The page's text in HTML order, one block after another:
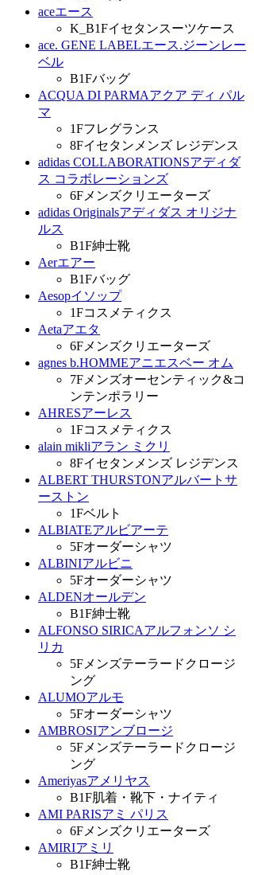
aceエース
K_B1Fイセタンスーツケース
ace. GENE LABELエース.ジーンレー
ベル
B1Fバッグ
ACQUA DI PARMAアクア ディ パル
マ
1Fフレグランス
8Fイセタンメンズ レジデンス
adidas COLLABORATIONSアディダ
ス コラボレーションズ
6F メンズクリエーターズ
adidas Originalsアディダス オリジナ
ルス
B1F紳士靴
Aerエアー
B1Fバッグ
Aesopイソップ
1Fコスメティクス
Aetaアエタ
6F メンズクリエーターズ
agnes b.HOMMEアニエスベー オム
7F メンズオーセンティック&コ
ンテンポラリー
AHRESアーレス
1Fコスメティクス
alain mikliアラン ミクリ
8Fイセタンメンズ レジデンス
ALBERT THURSTONアルバートサ
ーストン
1Fベルト
ALBIATEアルビアーテ
5Fオーダーシャツ
ALBINIアルビニ
5Fオーダーシャツ
ALDENオールデン
B1F紳士靴
ALFONSO SIRICAアルフォンソ シ
リカ
5F メンズテーラードクロージ
ング
ALUMOアルモ
5Fオーダーシャツ
AMBROSIアンブロージ
5F メンズテーラードクロージ
ング
Ameriyasアメリヤス
B1F肌着・靴下・ナイティ
AMI PARISアミ パリス
6F メンズクリエーターズ
AMIRIアミリ
B1F紳士靴